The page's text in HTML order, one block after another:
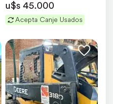
u$s 45.000
Acepta Canje Usados